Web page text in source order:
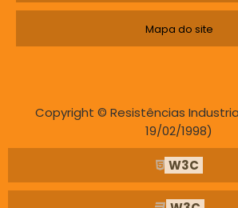
Mapa do site
Copyright © Resistências
19/02/1998)
W3C